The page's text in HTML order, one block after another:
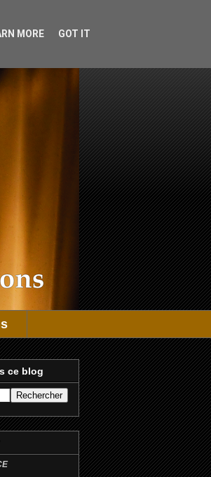
ce blog
MORE GOT IT